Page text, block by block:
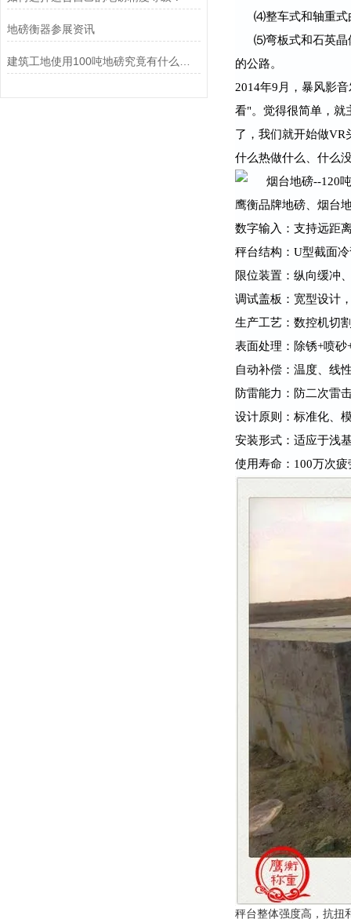
地磅衡器参展资讯
⑷整车式和轴重式
⑸弯板式和石英晶
的公路。
2014年9月，暴风影
看"。觉得很简单，就
了，我们就开始做VR
什么热做什么、什么
鹰衡品牌地磅、烟台
数字输入：支持远距
秤台结构：U型截面
限位装置：纵向缓冲
调试盖板：宽型设计
生产工艺：数控机切
表面处理：除锈+喷砂
自动补偿：温度、线
防雷能力：防二次雷
设计原则：标准化、
安装形式：适应于浅
使用寿命：100万次
秤台整体强度高，抗扭